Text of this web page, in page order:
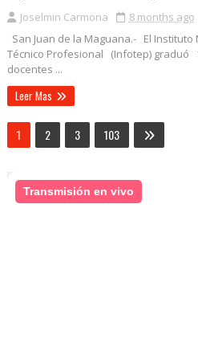
Joselmin Carmona
8 months ago
San Juan de la Maguana.- El Instituto
Técnico Profesional (Infotep) graduó
docentes ...
Leer Mas
1 2 3 103
Transmisión en vivo